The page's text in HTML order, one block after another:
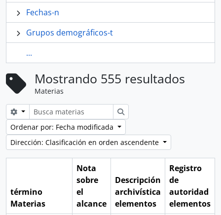
Fechas-n
Grupos demográficos-t
...
Mostrando 555 resultados
Materias
Search options
Búsqueda
Ordenar por: Fecha modificada
Dirección: Clasificación en orden ascendente
término
Materias
Nota
sobre
el
alcance
Descripción
archivística
elementos
Registro
de
autoridad
elementos